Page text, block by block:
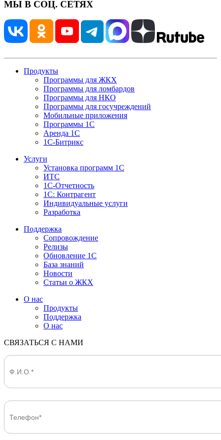
МЫ В СОЦ. СЕТЯХ
Продукты
Программы для ЖКХ
Программы для ломбардов
Программы для НКО
Программы для госучреждений
Мобильные приложения
Программы 1С
Аренда 1С
1С-Битрикс
Услуги
Установка программ 1С
ИТС
1С-Отчетность
1С: Контрагент
Индивидуальные услуги
Разработка
Поддержка
Сопровождение
Релизы
Обновление 1С
База знаний
Новости
Статьи о ЖКХ
О нас
Продукты
Поддержка
О нас
СВЯЗАТЬСЯ С НАМИ